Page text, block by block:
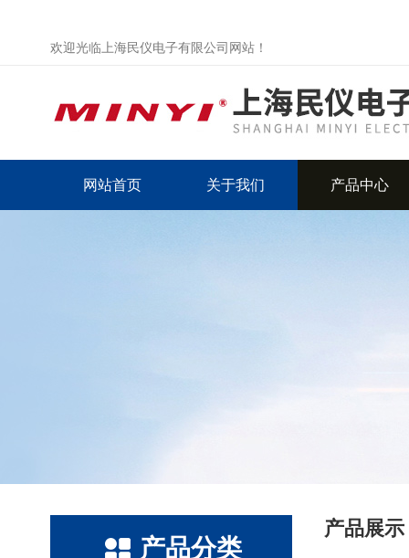
欢迎光临上海民仪电子有限公司网站！
网站首页 关于我们 产品中心
产品分类
产品展示